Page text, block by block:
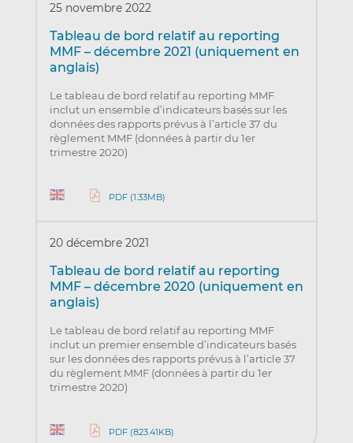
25 novembre 2022
Tableau de bord relatif au reporting
MMF – décembre 2021 (uniquement en
anglais)
Le tableau de bord relatif au reporting MMF
inclut un ensemble d’indicateurs basés sur les
données des rapports prévus à l’article 37 du
règlement MMF (données à partir du 1er
trimestre 2020)
PDF (1.33MB)
20 décembre 2021
Tableau de bord relatif au reporting
MMF – décembre 2020 (uniquement en
anglais)
Le tableau de bord relatif au reporting MMF
inclut un premier ensemble d’indicateurs basés
sur les données des rapports prévus à l’article 37
du règlement MMF (données à partir du 1er
trimestre 2020)
PDF (823.41KB)